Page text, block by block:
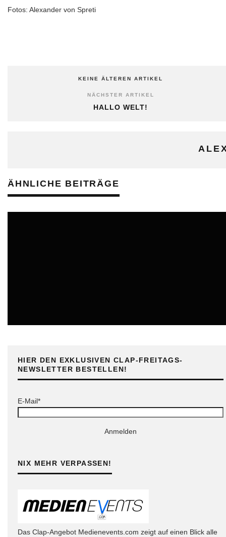
Fotos: Alexander von Spreti
KEINE ÄLTEREN ARTIKEL
NÄCHSTER ARTIKEL
HALLO WELT!
ÄHNLICHE BEITRÄGE
HIER DEN EXKLUSIVEN CLAP-FREITAGS-
NEWSLETTER BESTELLEN!
E-Mail*
Anmelden
NIX MEHR VERPASSEN!
Das Clap-Angebot Medienevents.com zeigt auf einen Blick alle